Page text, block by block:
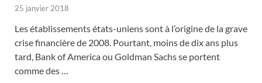
25 janvier 2018
Les établissements états-uniens sont à l’origine de la grave
crise financière de 2008. Pourtant, moins de dix ans plus
tard, Bank of America ou Goldman Sachs se portent
comme des …